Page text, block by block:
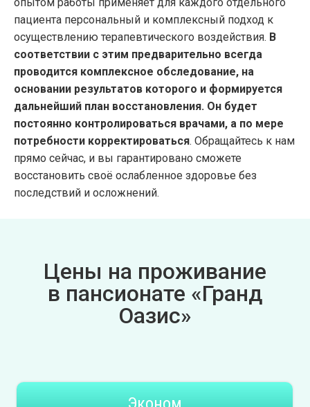
пациента персональный и комплексный подход к
осуществлению терапевтического воздействия. В
соответствии с этим предварительно всегда
проводится комплексное обследование, на
основании результатов которого и формируется
дальнейший план восстановления. Он будет
постоянно контролироваться врачами, а по мере
потребности корректироваться. Обращайтесь к нам
прямо сейчас, и вы гарантировано сможете
восстановить своё ослабленное здоровье без
последствий и осложнений.
Цены на проживание
в пансионате «Гранд
Оазис»